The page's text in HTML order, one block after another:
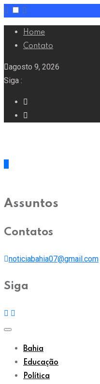
Home
Contato
agosto 9, 2026
Siga :
Assuntos
Contatos
noticiabahia07@gmail.com
Siga
Bahia
Educação
Política